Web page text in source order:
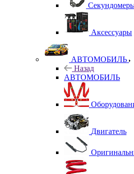
Аксессуары
АВТОМОБИЛЬ
Назад
АВТОМОБИЛЬ
Двигатель